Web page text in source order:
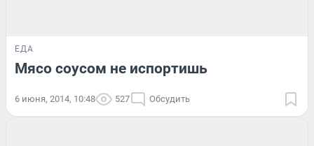
ЕДА
Мясо соусом не испортишь
6 июня, 2014, 10:48 527 Обсудить